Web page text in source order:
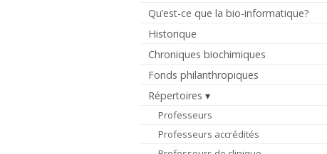
Qu’est-ce que la bio-informatique?
Historique
Chroniques biochimiques
Fonds philanthropiques
Répertoires
Professeurs
Professeurs accrédités